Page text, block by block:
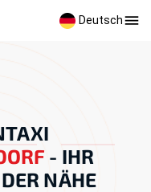
Deutsch
- IHR
NÄHE